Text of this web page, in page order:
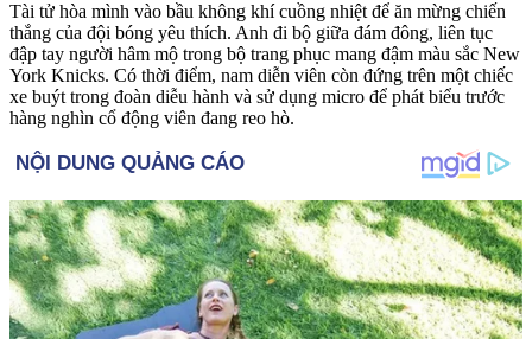
Tài tử hòa mình vào bầu không khí cuồng nhiệt để ăn mừng chiến
thắng của đội bóng yêu thích. Anh đi bộ giữa đám đông, liên tục
đập tay người hâm mộ trong bộ trang phục mang đậm màu sắc New
York Knicks. Có thời điểm, nam diễn viên còn đứng trên một chiếc
xe buýt trong đoàn diễu hành và sử dụng micro để phát biểu trước
hàng nghìn cổ động viên đang reo hò.